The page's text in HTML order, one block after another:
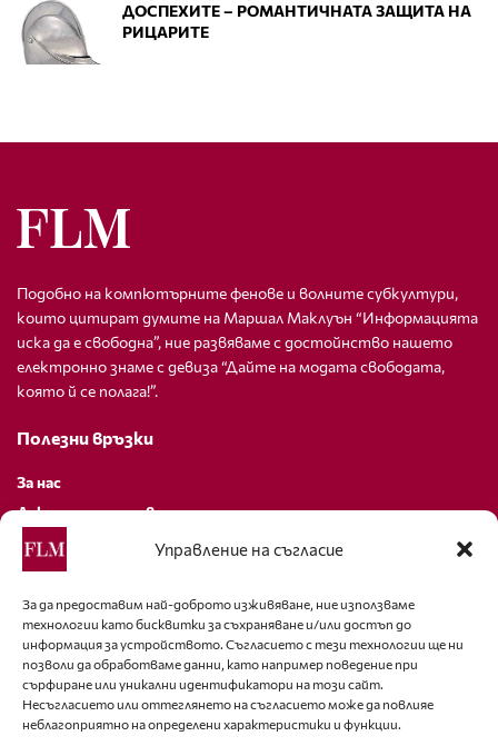
Управление на съгласие
За да предоставим най-доброто изживяване, ние използваме
технологии като бисквитки за съхраняване и/или достъп до
информация за устройството. Съгласието с тези технологии ще ни
позволи да обработваме данни, като например поведение при
сърфиране или уникални идентификатори на този сайт.
Несъгласието или оттеглянето на съгласието може да повлияе
неблагоприятно на определени характеристики и функции.
ДОСПЕХИТЕ – РОМАНТИЧНАТА ЗАЩИТА НА
РИЦАРИТЕ
Подобно на компютърните фенове и волните субкултури,
които цитират думите на Маршал Маклуън “Информацията
иска да е свободна”, ние развяваме с достойнство нашето
електронно знаме с девиза “Дайте на модата свободата,
която й се полага!”.
Полезни връзки
За нас
Декларация за поверителност
Политика за бисквитки
За контакти
editor@fashion-lifestyle.net
+359 88 227 33 47
Последвайте ни